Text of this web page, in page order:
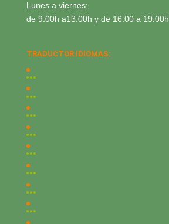
Lunes a viernes:
de 9:00h a13:00h y de 16:00 a 19:00h
TRADUCTOR IDIOMAS: